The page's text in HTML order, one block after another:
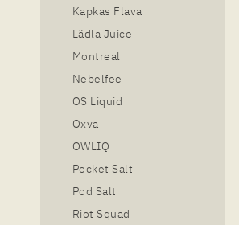
Kapkas Flava
Lädla Juice
Montreal
Nebelfee
OS Liquid
Oxva
OWLIQ
Pocket Salt
Pod Salt
Riot Squad